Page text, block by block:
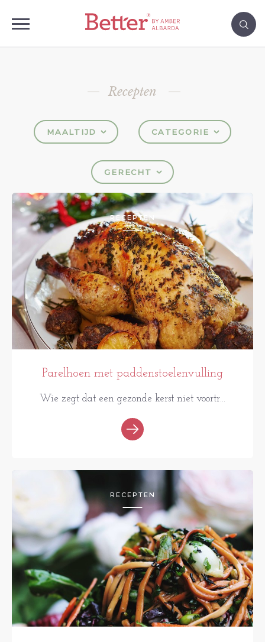
Recepten
MAALTIJD CATEGORIE
GERECHT
RECEPTEN
Parelhoen met paddenstoelenvulling
Wie zegt dat een gezonde kerst niet voortr...
RECEPTEN